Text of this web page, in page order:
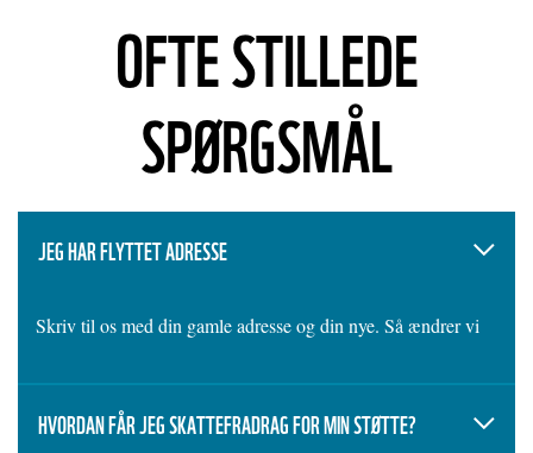
OFTE STILLEDE
SPØRGSMÅL
JEG HAR FLYTTET ADRESSE
Skriv til os med din gamle adresse og din nye. Så ændrer vi
HVORDAN FÅR JEG SKATTEFRADRAG FOR MIN STØTTE?